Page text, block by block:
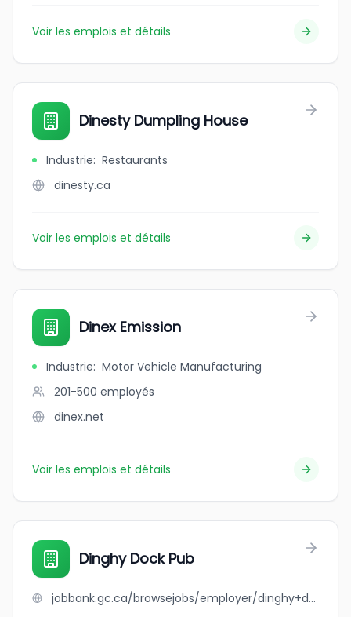
Voir les emplois et détails
Dinesty Dumpling House
Industrie: Restaurants
dinesty.ca
Voir les emplois et détails
Dinex Emission
Industrie: Motor Vehicle Manufacturing
201-500 employés
dinex.net
Voir les emplois et détails
Dinghy Dock Pub
jobbank.gc.ca/browsejobs/employer/dinghy+dock+pub/ca